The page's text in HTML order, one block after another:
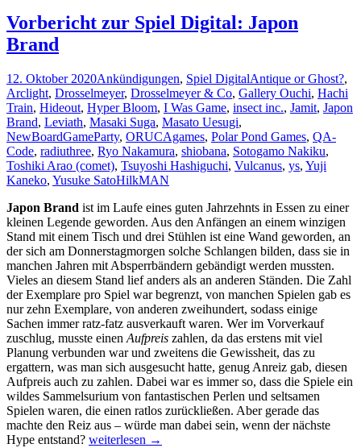
Vorbericht zur Spiel Digital: Japon
Brand
12. Oktober 2020Ankündigungen, Spiel DigitalAntique or Ghost?,
Arclight, Drosselmeyer, Drosselmeyer & Co, Gallery Ouchi, Hachi
Train, Hideout, Hyper Bloom, I Was Game, insect inc., Jamit, Japon
Brand, Leviath, Masaki Suga, Masato Uesugi,
NewBoardGameParty, ORUCAgames, Polar Pond Games, QA-
Code, radiuthree, Ryo Nakamura, shiobana, Sotogamo Nakiku,
Toshiki Arao (comet), Tsuyoshi Hashiguchi, Vulcanus, ys, Yuji
Kaneko, Yusuke SatoHilkMAN
Japon Brand ist im Laufe eines guten Jahrzehnts in Essen zu einer
kleinen Legende geworden. Aus den Anfängen an einem winzigen
Stand mit einem Tisch und drei Stühlen ist eine Wand geworden, an
der sich am Donnerstagmorgen solche Schlangen bilden, dass sie in
manchen Jahren mit Absperrbändern gebändigt werden mussten.
Vieles an diesem Stand lief anders als an anderen Ständen. Die Zahl
der Exemplare pro Spiel war begrenzt, von manchen Spielen gab es
nur zehn Exemplare, von anderen zweihundert, sodass einige
Sachen immer ratz-fatz ausverkauft waren. Wer im Vorverkauf
zuschlug, musste einen Aufpreis zahlen, da das erstens mit viel
Planung verbunden war und zweitens die Gewissheit, das zu
ergattern, was man sich ausgesucht hatte, genug Anreiz gab, diesen
Aufpreis auch zu zahlen. Dabei war es immer so, dass die Spiele ein
wildes Sammelsurium von fantastischen Perlen und seltsamen
Spielen waren, die einen ratlos zurückließen. Aber gerade das
machte den Reiz aus – würde man dabei sein, wenn der nächste
Hype entstand? Vorbericht
weiterlesen →